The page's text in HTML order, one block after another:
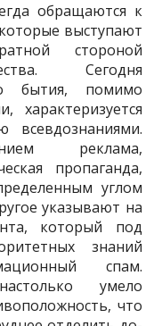
обращаются к
выступают
стороной
Сегодня
бытия, помимо
характеризуется
реклама,
пропаганда,
углом
указывают на
который под
знаний
спам.
умело
что